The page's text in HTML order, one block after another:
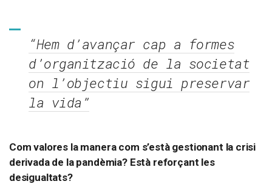
“Hem d’avançar cap a formes
d’organització de la societat
on l’objectiu sigui preservar
la vida”
Com valores la manera com s’està gestionant la crisi
derivada de la pandèmia? Està reforçant les
desigualtats?